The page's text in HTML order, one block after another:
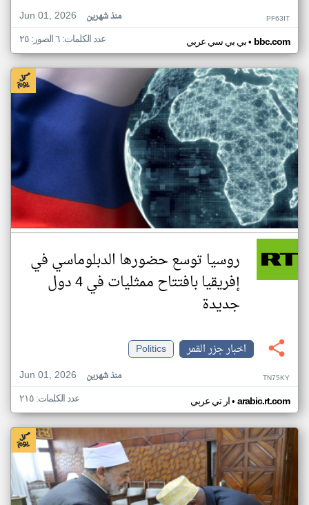
Jun 01, 2026
منذ شهرين PF63IT
بي بي سي عربي• bbc.com عدد الكلمات: ٦ الصور: ٢٥
روسيا توسع حضورها الدبلوماسي في
إفريقيا بافتتاح ممثليات في 4 دول
جديدة
اخبار جزر القمر
Politics
Jun 01, 2026
منذ شهرين TN75KY
ار تي عربي• arabic.rt.com عدد الكلمات: ٢١٥